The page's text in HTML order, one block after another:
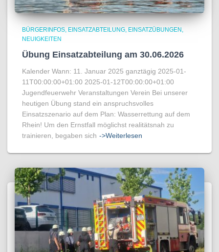
BÜRGERINFOS EINSATZABTEILUNG EINSATZÜBUNGEN
NEUIGKEITEN
Übung Einsatzabteilung am 30.06.2026
Kalender Wann: 11. Januar 2025 ganztägig 2025-01-
11T00:00:00+01:00 2025-01-12T00:00:00+01:00
Jugendfeuerwehr Veranstaltungen Verein Bei unserer
heutigen Übung stand ein anspruchsvolles
Einsatzszenario auf dem Plan: Wasserrettung auf dem
Rhein! Um den Ernstfall möglichst realitätsnah zu
trainieren, begaben sich ->Weiterlesen